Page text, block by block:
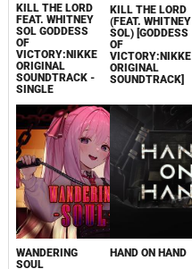
KILL THE LORD
FEAT. WHITNEY
SOL GODDESS
OF
VICTORY:NIKKE
ORIGINAL
SOUNDTRACK -
SINGLE
KILL THE LORD
(FEAT. WHITNEY
SOL) [GODDESS
OF
VICTORY:NIKKE
ORIGINAL
SOUNDTRACK]
WANDERING
SOUL
HAND ON HAND